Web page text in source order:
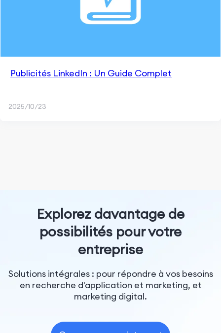
Publicités LinkedIn : Un Guide Complet
2025/10/23
Explorez davantage de
possibilités pour votre
entreprise
Solutions intégrales : pour répondre à vos besoins
en recherche d'application et marketing, et
marketing digital.